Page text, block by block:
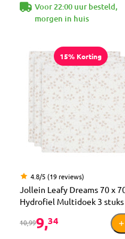
Voor 22:00 uur besteld,
morgen in huis
15% Korting
4.8/5 (19 reviews)
Jollein Leafy Dreams 70 x
Hydrofiel Multidoek 3 stuks
10,999,34